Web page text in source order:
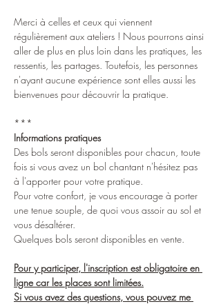
Merci à celles et ceux qui viennent
régulièrement aux ateliers ! Nous pourrons ainsi
aller de plus en plus loin dans les pratiques, les
ressentis, les partages. Toutefois, les personnes
n'ayant aucune expérience sont elles aussi les
bienvenues pour découvrir la pratique.
***
Informations pratiques
Des bols seront disponibles pour chacun, toute
fois si vous avez un bol chantant n'hésitez pas
à l'apporter pour votre pratique.
Pour votre confort, je vous encourage à porter
une tenue souple, de quoi vous assoir au sol et
vous désaltérer.
Quelques bols seront disponibles en vente.
Pour y participer, l'inscription est obligatoire en
ligne car les places sont limitées.
Si vous avez des questions, vous pouvez me